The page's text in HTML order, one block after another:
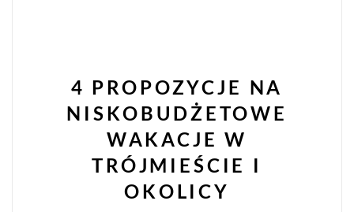
4 PROPOZYCJE NA
NISKOBUDŻETOWE
WAKACJE W
TRÓJMIEŚCIE I
OKOLICY